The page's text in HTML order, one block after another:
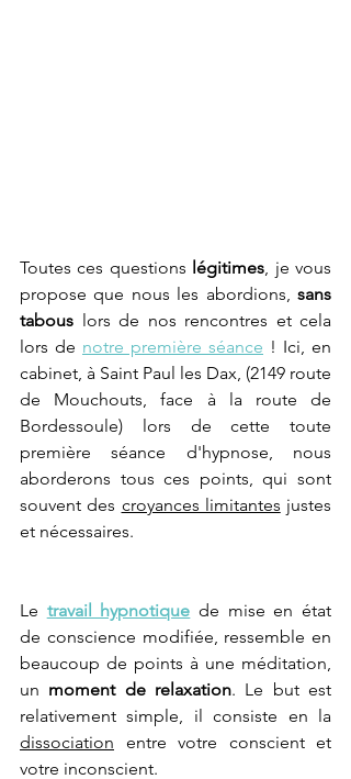
Toutes ces questions légitimes , je vous
propose que nous les abordions, sans
tabous lors de nos rencontres et cela
lors de notre première séance ! Ici, en
cabinet, à Saint Paul les Dax, (2149 route
de Mouchouts, face à la route de
Bordessoule) lors de cette toute
première séance d'hypnose, nous
aborderons tous ces points, qui sont
souvent des croyances limitantes justes
et nécessaires.
Le travail hypnotique de mise en état
de conscience modifiée, ressemble en
beaucoup de points à une méditation,
un moment de relaxation. Le but est
dissociation entre votre conscient et
votre inconscient.